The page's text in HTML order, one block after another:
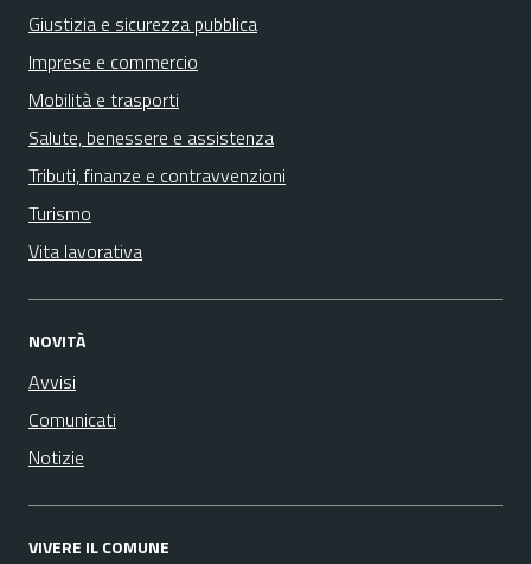
Giustizia e sicurezza pubblica
Imprese e commercio
Mobilità e trasporti
Salute, benessere e assistenza
Tributi, finanze e contravvenzioni
Turismo
Vita lavorativa
NOVITÀ
Avvisi
Comunicati
Notizie
VIVERE IL COMUNE